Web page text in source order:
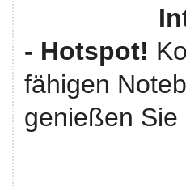
- Hotspot!
fähigen
genießen